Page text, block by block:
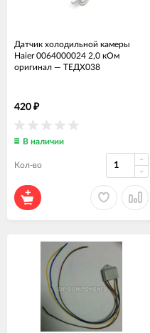
Датчик холодильной камеры
Haier 0064000024 2,0 кОм
оригинал — ТЕДХ038
420 ₽
В наличии
Кол-во